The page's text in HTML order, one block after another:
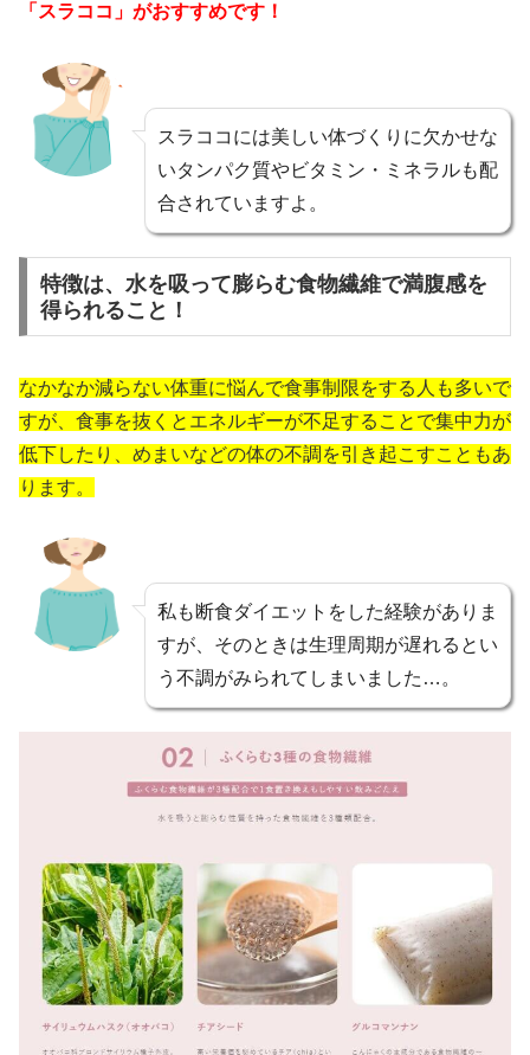
「スラココ」がおすすめです！
スラココには美しい体づくりに欠かせな
いタンパク質やビタミン・ミネラルも配
合されていますよ。
特徴は、水を吸って膨らむ食物繊維で満腹感を
得られること！
なかなか減らない体重に悩んで食事制限をする人も多いで
すが、食事を抜くとエネルギーが不足することで集中力が
低下したり、めまいなどの体の不調を引き起こすこともあ
ります。
私も断食ダイエットをした経験がありま
すが、そのときは生理周期が遅れるとい
う不調がみられてしまいました…。